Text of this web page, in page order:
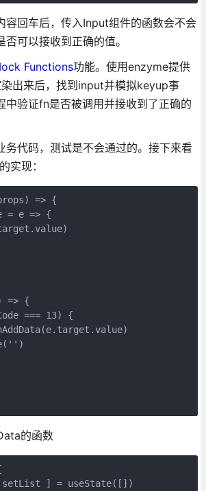
容回车后，传入Input组件的函数会不会
可以接收到正确的值。
Functions功能。使用enzyme提供
出来后，找到input并模拟keyup事
中验证fn是否被调用并接收到了正确的
务代码，测试是不会通过的。接下来看
实现：
=> {
= e => {
=> {
=== 13) {
的函数
] = useState([])